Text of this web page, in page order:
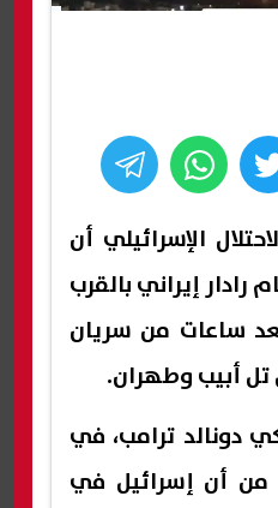
الإسرائيلي أن
إيراني بالقرب
ساعات من سريان
تل أبيب وطهران.
دونالد ترامب، في
من أن إسرائيل في